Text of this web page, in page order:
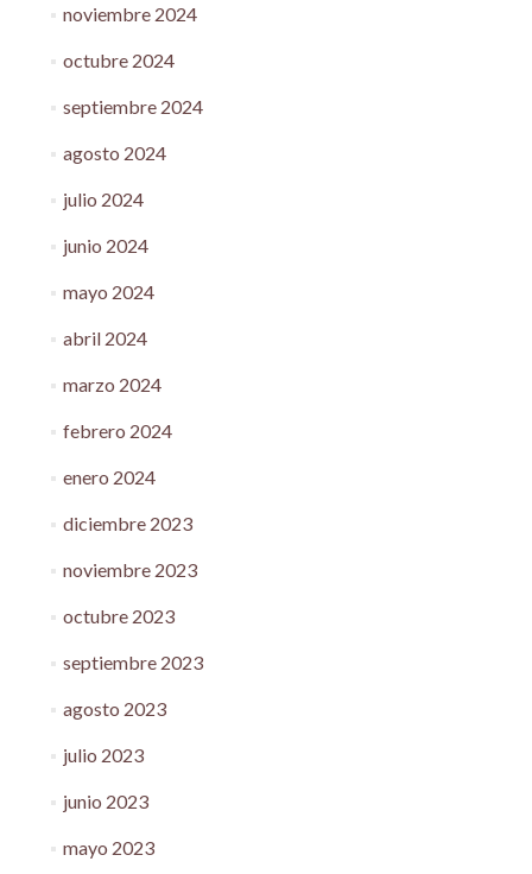
noviembre 2024
octubre 2024
septiembre 2024
agosto 2024
julio 2024
junio 2024
mayo 2024
abril 2024
marzo 2024
febrero 2024
enero 2024
diciembre 2023
noviembre 2023
octubre 2023
septiembre 2023
agosto 2023
julio 2023
junio 2023
mayo 2023